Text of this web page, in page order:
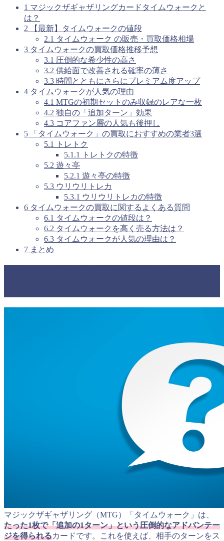
1 マジックザギャザリングカードタイムウォークと
は？
2 【最新】タイムウォークの値段
2.1 タイムウォーク の販売・買取価格相場
3 タイムウォークの買取価格推移予想
3.1 圧倒的な希少性の高さ
3.2 供給面で改善される確率の薄さ
3.3 時間とともにさらにプレミアム度アップ
4 タイムウォークが人気の理由
4.1 MTGの初期セットのみ収録のレアな一枚
4.2 独自の「追加ターン」効果
4.3 コアファン層の人気も後押し
5 「タイムウォーク」の買取におすすめの業者3選
5.1 トレトク
5.1.1 トレトクの特徴
5.2 遊々亭
5.2.1 遊々亭の特徴
5.3 ウリウリトレカ
5.3.1 ウリウリトレカの特徴
6 タイムウォークの買取に関するよくある質問
6.1 タイムウォークの値段は？
6.2 タイムウォークを高く売る方法は？
6.3 タイムウォークが人気の理由は？
7 まとめ
マジックザギャザリング（MTG）「タイムウォーク」は、
たった1枚で「追加の1ターン」という圧倒的なアドバンテー
ジを得られるカードです。これを使えば、相手のターンをス